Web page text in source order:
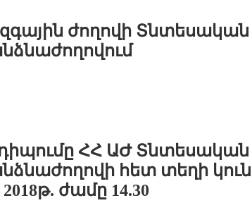
ժողովի
ՀՀ ԱԺ Տնտեսական
հետ տեղի
ժամը 14.30